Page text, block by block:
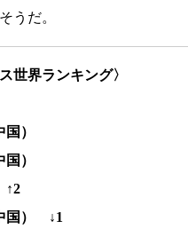
うだ。
世界ランキング〉
）
）
国） ↓1